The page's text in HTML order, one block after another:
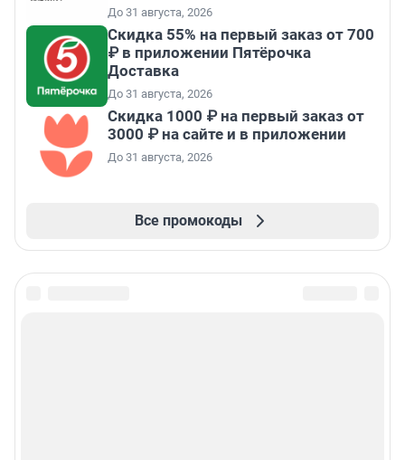
До 31 августа, 2026
Скидка 55% на первый заказ от 700
₽ в приложении Пятёрочка
Доставка
До 31 августа, 2026
Скидка 1000 ₽ на первый заказ от
3000 ₽ на сайте и в приложении
До 31 августа, 2026
Все промокоды